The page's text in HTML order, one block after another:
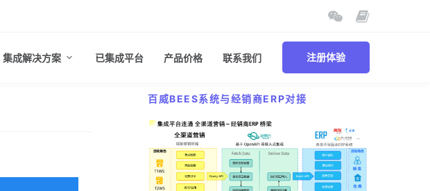
集成解决方案 已集成平台 产品价格 联系我们 注册体验
百威BEES系统与经销商ERP对接